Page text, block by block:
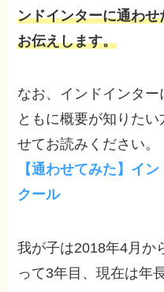
ンドインターに通わ
お伝えします。
なお、インドインタ
ともに概要が知りた
せてお読みください。
【通わせてみた】イ
クール
我が子は2018年4月か
って3年目、現在は年